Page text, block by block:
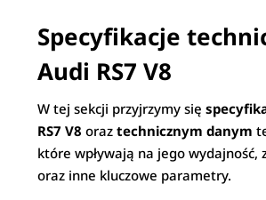
Specyfikacje
Audi RS7 V8
W tej sekcji przyjrzymy się
RS7 V8 oraztechnicznym danym
które wpływają na jego wydajność,
oraz inne kluczowe parametry.